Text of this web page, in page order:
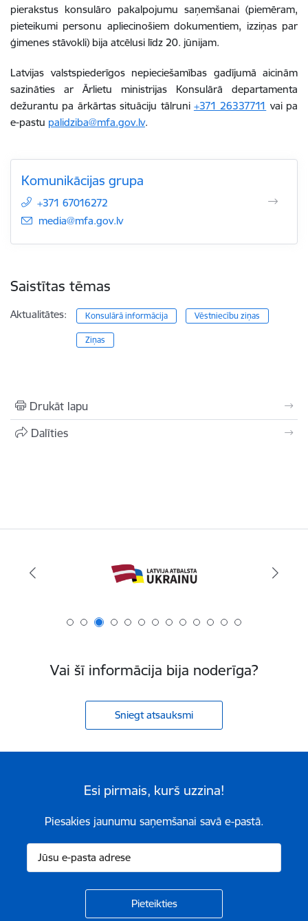
pierakstus konsulāro pakalpojumu saņemšanai (piemēram,
pieteikumi personu apliecinošiem dokumentiem, izziņas par
ģimenes stāvokli) bija atcēlusi līdz 20. jūnijam.
Latvijas valstspiederīgos nepieciešamības gadījumā aicinām
sazināties ar Ārlietu ministrijas Konsulārā departamenta
dežurantu pa ārkārtas situāciju tālruni +371 26337711 vai pa
e-pastu palidziba@mfa.gov.lv.
Komunikācijas grupa
+371 67016272
E-pasts:
media@mfa.gov.lv
Saistītas tēmas
Aktualitātes: Konsulārā informācija Vēstniecību ziņas
Ziņas
Drukāt lapu
Dalīties
Vai šī informācija bija noderīga?
Sniegt atsauksmi
Esi pirmais, kurš uzzina!
Piesakies jaunumu saņemšanai savā e-pastā.